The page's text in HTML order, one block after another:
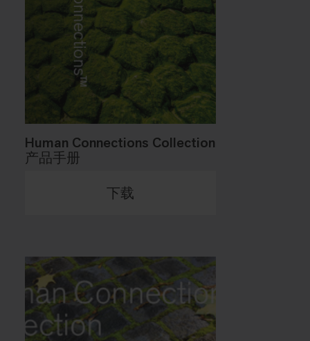
Human Connections Collection
产品手册
下载